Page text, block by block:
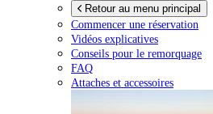
Retour au menu principal
Commencer une réservation
Vidéos explicatives
Conseils pour le remorquage
FAQ
Attaches et accessoires